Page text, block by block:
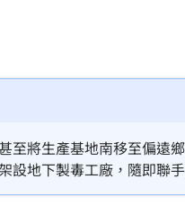
21:08
至將生產基地南移至偏遠
地下製毒工廠，隨即聯
3級毒品半成品與咖啡包
名嫌犯正式提起公訴。